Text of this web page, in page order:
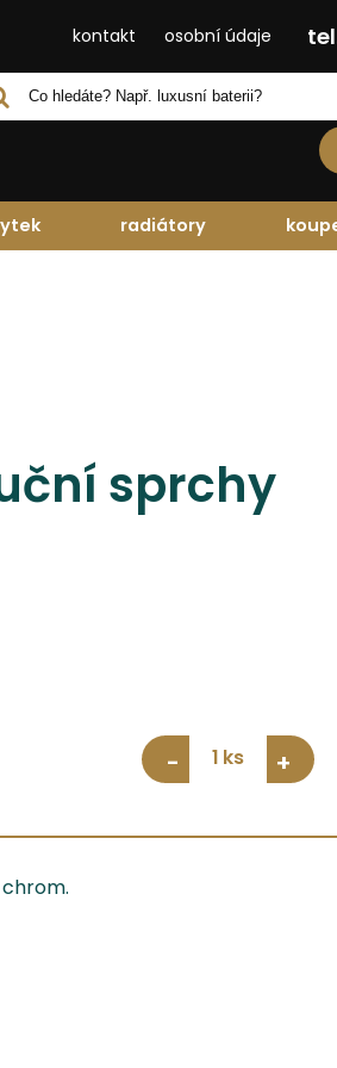
kontakt osobní údaje
radiátory
sprchy
- 1 +